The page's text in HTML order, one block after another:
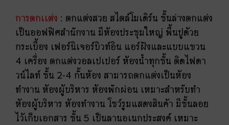
การตกเเต่ง : ตกแต่งสวย สไตล์โมเดิร์น ชั้นล่างตกแต่ง
เป็นออฟฟิศสำนักงาน มีห้องประชุมใหญ่ พื้นปูด้วย
กระเบื้อง เฟอร์นิเจอร์บิวท์อิน แอร์ฝังและแบบแขวน
4 เครื่อง ตกแต่งวอลเปเปอร์ ห้องน้ำทุกชั้น ติดไฟดา
วน์ไลท์ ชั้น 2-4 กั้นห้อง สามารถตกแต่งเป็นห้อง
ทำงาน ห้องผู้บริหาร ห้องพักผ่อน เหมาะสำหรับทำ
ห้องผู้บริหาร ห้องทำงาน โชว์รูมแสดงสินค้า มีชั้นลอย
ไว้เก็บเอกสาร ชั้น 5 เป็นลานอเนกประสงค์ เหมาะ